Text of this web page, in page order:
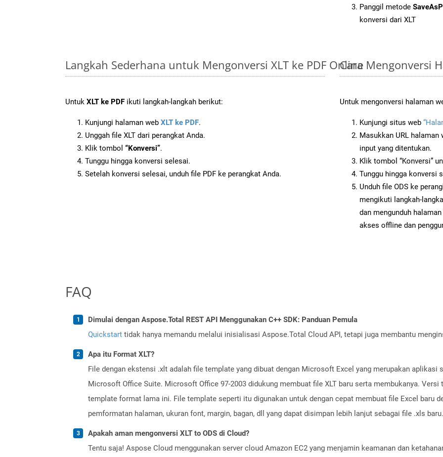
Panggil metode
konversi dari XLT
Langkah Sederhana untuk Mengonversi XLT ke PDF Online
Untuk XLT ke PDF ikuti langkah-langkah berikut:
Kunjungi halaman web XLT ke PDF.
Unggah file XLT dari perangkat Anda.
Klik tombol “Konversi”.
Tunggu hingga konversi selesai.
Setelah konversi selesai, unduh file PDF ke perangkat Anda.
Cara Mengonversi
Untuk mengonversi halaman
Kunjungi situs web
Masukkan URL
input yang ditentukan.
Klik tombol “Konversi”
Tunggu hingga konversi
Unduh file ODS ke
mengikuti langkah-
dan mengunduh
akses offline dan
FAQ
Dimulai dengan Aspose.Total REST API Menggunakan C++ SDK: Panduan Pemula
Quickstart tidak hanya memandu melalui inisialisasi Aspose.Total Cloud API, tetapi juga membantu
Apa itu Format XLT?
File dengan ekstensi .xlt adalah file template yang dibuat dengan Microsoft Excel yang merupakan aplikasi
Microsoft Office Suite. Microsoft Office 97-2003 didukung membuat file XLT baru serta membukanya.
template format lama ini. File template seperti itu digunakan untuk dengan cepat membuat file Excel baru
pemformatan halaman, ukuran font, margin, bagan, dll yang dapat disimpan lebih lanjut sebagai file .xls baru.
Apakah aman mengonversi XLT to ODS di Cloud?
Tentu saja! Aspose Cloud menggunakan server cloud Amazon EC2 yang menjamin keamanan dan